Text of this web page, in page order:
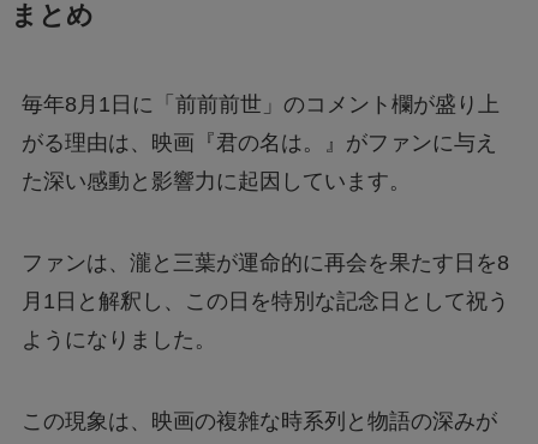
まとめ
毎年8月1日に「前前前世」のコメント欄が盛り上
がる理由は、映画『君の名は。』がファンに与え
た深い感動と影響力に起因しています。
ファンは、瀧と三葉が運命的に再会を果たす日を8
月1日と解釈し、この日を特別な記念日として祝う
ようになりました。
この現象は、映画の複雑な時系列と物語の深みが